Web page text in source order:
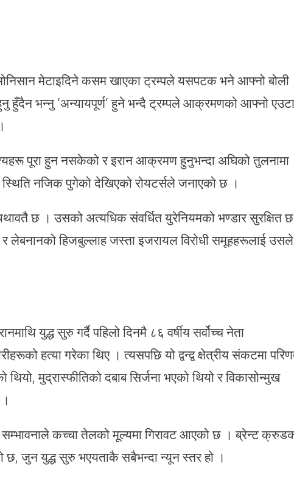
मेटाइदिने कसम खाएका ट्रम्पले यसपटक भने आफ्नो बोली
हुँदैन भन्नु ‘अन्यायपूर्ण’ हुने भन्दै ट्रम्पले आक्रमणको आफ्नो एउटा
पूरा हुन नसकेको र इरान आक्रमण हुनुभन्दा अघिको तुलनामा
स्थिति नजिक पुगेको देखिएको रोयटर्सले जनाएको छ ।
छ । उसको अत्यधिक संवर्धित युरेनियमको भण्डार सुरक्षित छ
र लेबनानको हिजबुल्लाह जस्ता इजरायल विरोधी समूहहरूलाई उसले
युद्ध सुरु गर्दै पहिलो दिनमै ८६ वर्षीय सर्वोच्च नेता
हत्या गरेका थिए । त्यसपछि यो द्वन्द्व क्षेत्रीय संकटमा
मुद्रास्फीतिको दबाब सिर्जना भएको थियो र विकासोन्मुख
कच्चा तेलको मूल्यमा गिरावट आएको छ । ब्रेन्ट
छ, जुन युद्ध सुरु भएयताकै सबैभन्दा न्यून स्तर हो ।